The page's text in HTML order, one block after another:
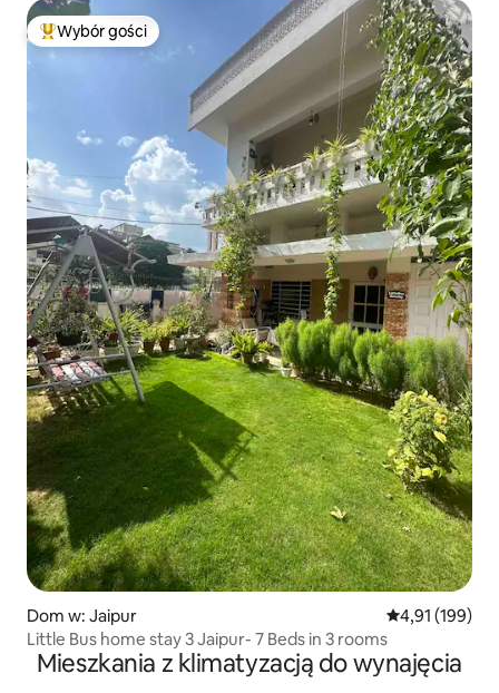
Najpopularniejsze z kategorii Wybór gości
Wybór gości
Dom w: Jaipur Średnia
4,91 (199)
Little Bus home stay 3 Jaipur- 7 Beds in 3 rooms
Mieszkania z klimatyzacją do wynajęcia